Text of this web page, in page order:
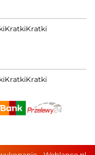
KratkiKratki
KratkiKratki